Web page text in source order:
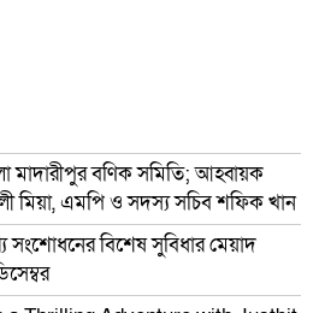
মাদারীপুর বণিক সমিতি; আহ্বায়ক
মিয়া, এমপি ও সদস্য সচিব শফিক খান
সংশোধনের বিশেষ সুবিধার মেয়াদ